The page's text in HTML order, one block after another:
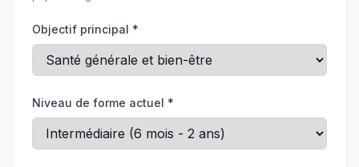
Objectif principal *
Niveau de forme actuel *